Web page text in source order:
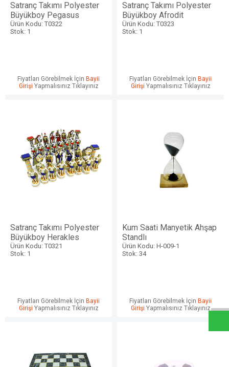
Satranç Takımı Polyester
Büyükboy Pegasus
Ürün Kodu: T0322
Stok: 1
Fiyatları Görebilmek İçin Bayii
Girişi Yapmalısınız Tıklayınız
Satranç Takımı Polyester
Büyükboy Afrodit
Ürün Kodu: T0323
Stok: 1
Fiyatları Görebilmek İçin Bayii
Girişi Yapmalısınız Tıklayınız
Satranç Takımı Polyester
Büyükboy Herakles
Ürün Kodu: T0321
Stok: 1
Fiyatları Görebilmek İçin Bayii
Girişi Yapmalısınız Tıklayınız
Kum Saati Manyetik Ahşap
Standlı
Ürün Kodu: H-009-1
Stok: 34
Fiyatları Görebilmek İçin Bayii
Girişi Yapmalısınız Tıklayınız